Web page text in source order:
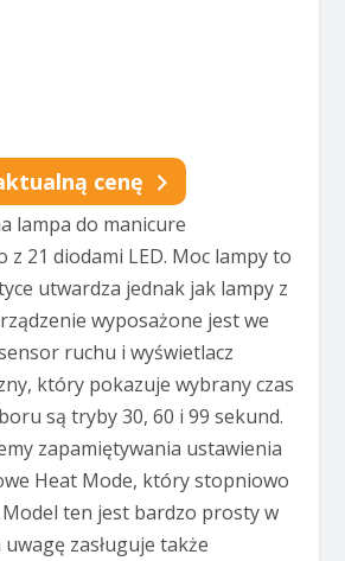
cenę
lampa do manicure
z 21 diodami LED. Moc lampy to
utwardza jednak jak lampy z
wyposażone jest we
ruchu i wyświetlacz
który pokazuje wybrany czas
są tryby 30, 60 i 99 sekund.
zapamiętywania ustawienia
Heat Mode, który stopniowo
ten jest bardzo prosty w
uwagę zasługuje także